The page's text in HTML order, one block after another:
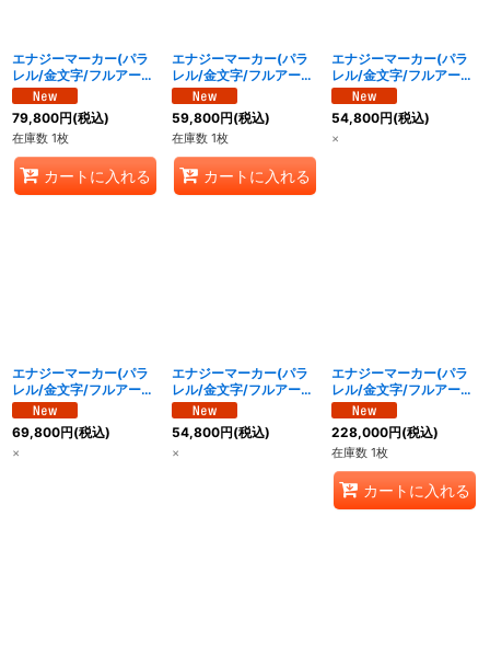
エナジーマーカー(パラ
レル/金文字/フルアー
ト)【☆】{E-152}
79,800円(税込)
在庫数 1枚
カートに入れる
エナジーマーカー(パラ
レル/金文字/フルアー
ト)【☆】{E-153}
59,800円(税込)
在庫数 1枚
カートに入れる
エナジーマーカー(パラ
レル/金文字/フルアー
ト)【☆】{E-154}
54,800円(税込)
×
エナジーマーカー(パラ
レル/金文字/フルアー
ト)【☆】{E-155}
69,800円(税込)
×
エナジーマーカー(パラ
レル/金文字/フルアー
ト)【☆】{E-156}
54,800円(税込)
×
エナジーマーカー(パラ
レル/金文字/フルアー
ト)【☆】{E-157}
228,000円(税込)
在庫数 1枚
カートに入れる